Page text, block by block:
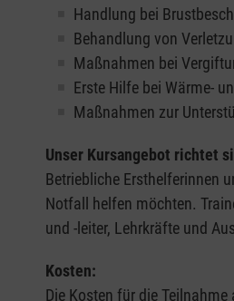
Handlung bei
Behandlung von
Maßnahmen bei
Erste Hilfe bei Wärme-
Maßnahmen zur
Unser Kursangebot richtet
Betriebliche Ersthelferinnen
Notfall helfen möchten.
und -leiter, Lehrkräfte und
Kosten:
Die Kosten für die